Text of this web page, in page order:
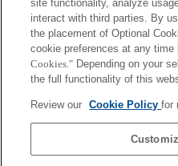
プレスリリース
環境情報
site functionality, analyze
interact with third parties. By
the placement of Optional
cookie preferences at any time
Cookies." Depending on your
the full functionality of this
Review our Cookie Policyfor